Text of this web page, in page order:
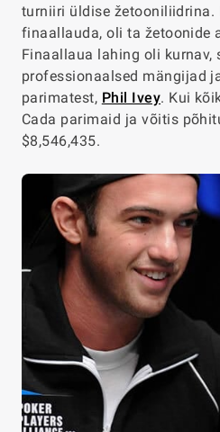
turniiri üldise žetooniliidrina.
finaallauda, oli ta žetoonide
Finaallaua lahing oli kurnav,
professionaalsed mängijad
parimatest, Phil Ivey. Kui
Cada parimaid ja võitis
$8,546,435.